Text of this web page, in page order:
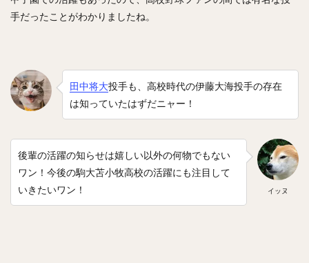
手だったことがわかりましたね。
田中将大投手も、高校時代の伊藤大海投手の存在
は知っていたはずだニャー！
イッヌ
後輩の活躍の知らせは嬉しい以外の何物でもない
ワン！今後の駒大苫小牧高校の活躍にも注目して
いきたいワン！
則本昂大（のりもとたかひろ）
増田珠（ますだしゅう）
福田秀平（ふくだしゅうへい）
谷川原健太（たにがわらけんた）
黒瀬健太（くろせけんた）
西川遥輝（にしかわはるき）
大竹寛（おおたけかん）
藤原恭大（ふじわらきょうた）
京田陽太（きょうだようた）
乙坂智（おとさかとも）
安樂智大（あんらくともひろ）